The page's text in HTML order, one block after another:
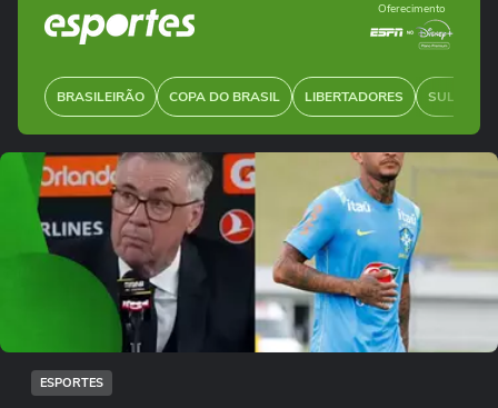
BRASILEIRÃO COPA DO BRASIL LIBERTADORES SUL-
Oferecimento
Ops!
Não foi possível reproduzir o vídeo
Tentar novamente
ESPORTES